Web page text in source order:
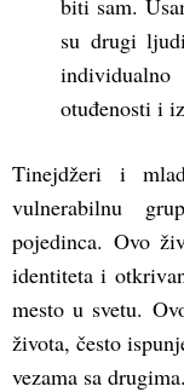
biti sam.
su drugi
individualno
otuđenosti i
Tinejdžeri i
vulnerabilnu
pojedinca. Ovo
identiteta i
mesto u svetu.
života, često
vezama sa drugima.